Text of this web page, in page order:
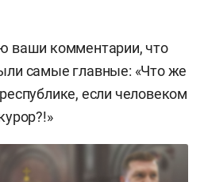
ваши комментарии, что
самые главные: «Что же
если человеком